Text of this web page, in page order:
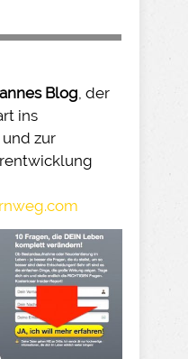
Blog , der
ins
zur